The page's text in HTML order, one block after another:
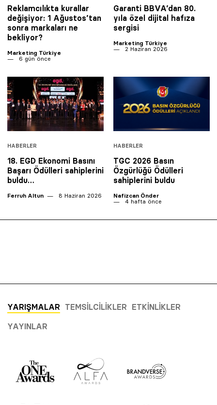
Reklamcılıkta kurallar
değişiyor: 1 Ağustos’tan
sonra markaları ne
bekliyor?
Marketing Türkiye
6 gün önce
Garanti BBVA’dan 80.
yıla özel dijital hafıza
sergisi
Marketing Türkiye
2 Haziran 2026
HABERLER
18. EGD Ekonomi Basını
Başarı Ödülleri sahiplerini
buldu…
Ferruh Altun 8 Haziran 2026
HABERLER
TGC 2026 Basın
Özgürlüğü Ödülleri
sahiplerini buldu
Nafizcan Önder
4 hafta önce
YARIŞMALAR TEMSILCILIKLER ETKINLIKLER
YAYINLAR